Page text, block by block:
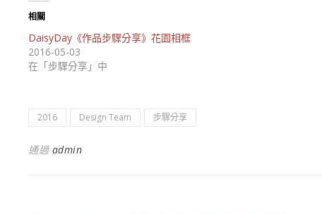
相關
DaisyDay《作品步驟分享》花園相框
2016-05-03
在「步驟分享」中
2016 Design Team 步驟分享
通過 admin